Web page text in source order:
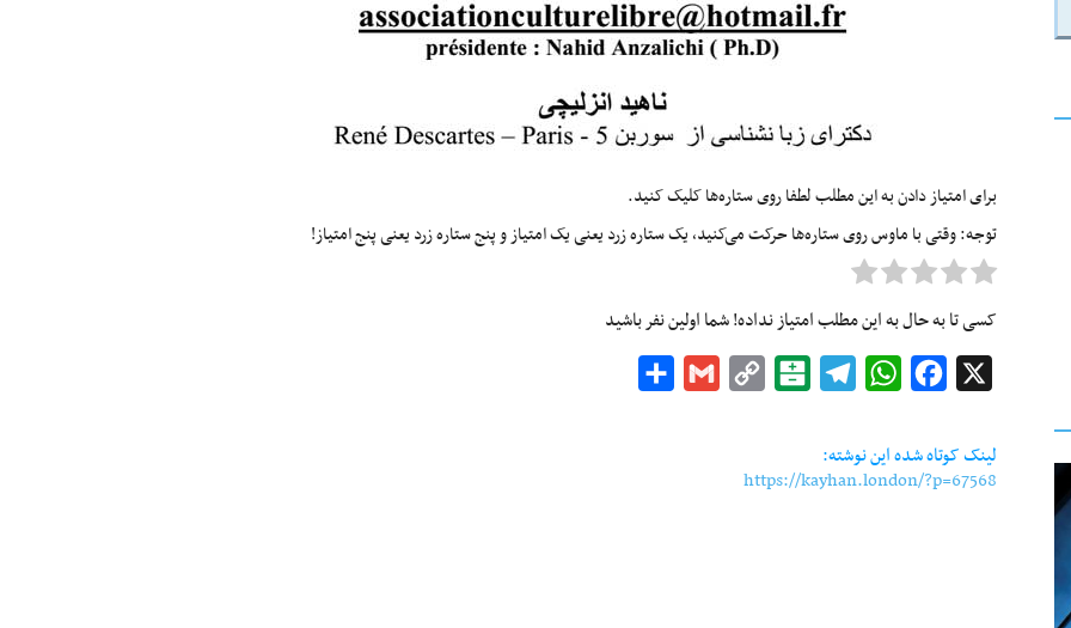
برای امتیاز دادن به این مطلب لطفا روی ستاره‌ها کلیک کنید.
توجه: وقتی با ماوس روی ستاره‌ها حرکت می‌کنید، یک ستاره زرد یعنی یک امتیاز و پنج ستاره زرد یعنی پنج امتیاز!
کسی تا به حال به این مطلب امتیاز نداده! شما اولین نفر باشید
Facebook
WhatsApp
Telegram
Balatarin
Copy
Gmail
لینک کوتاه شده این نوشته:
https://kayhan.london/?p=67568